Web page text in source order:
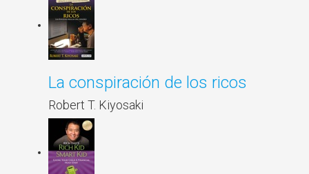
La conspiración de los ricos
Robert T. Kiyosaki